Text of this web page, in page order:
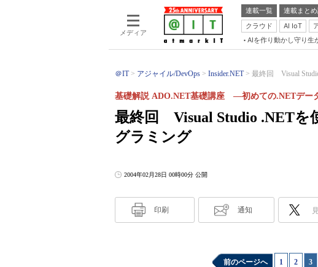
メディア
連載一覧 連載まと
クラウド
AI IoT
AIを作り動かし守り生
＠IT アジャイル/DevOps Insider.NET 最終回 Visual
最終回 Visual Studio .NETを
グラミング
基礎解説 ADO.NET基礎講座 ―初めての.NETデー
2004年02月28日 00時00分 公開
印刷 通知
前のページへ 1 2 3